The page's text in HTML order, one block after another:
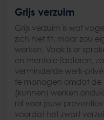
Grijs verzuim
Grijs verzuim is wat
zich niet fit, maar zou
werken. Vaak is er
en mentale factoren,
verminderde werk-
te managen omdat de
(kunnen) werken
rol voor jouw
voordat het zwart